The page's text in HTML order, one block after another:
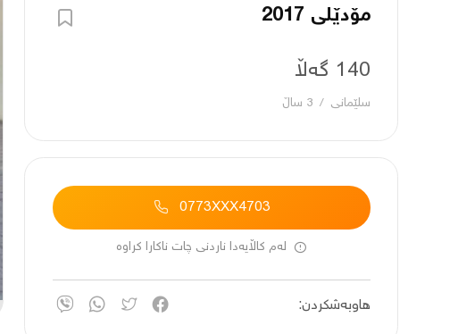
مۆدێلی 2017
140 گەڵا
سلێمانی / 3 ساڵ
0773XXX4703
لەم کاڵایەدا ناردنی چات ناکارا کراوە
هاوبەشکردن: